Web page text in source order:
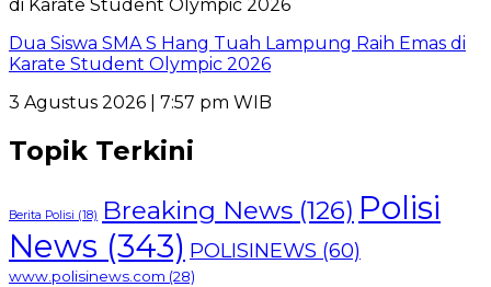
Dua Siswa SMA S Hang Tuah Lampung Raih Emas di
Karate Student Olympic 2026
3 Agustus 2026 | 7:57 pm WIB
Topik Terkini
Berita Polisi (18) Breaking News (126) Polisi
News (343) POLISINEWS (60)
www.polisinews.com (28)